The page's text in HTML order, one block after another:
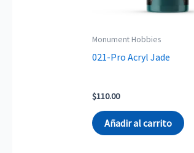
Monument Hobbies
021-Pro Acryl Jade
$110.00
Añadir al carrito